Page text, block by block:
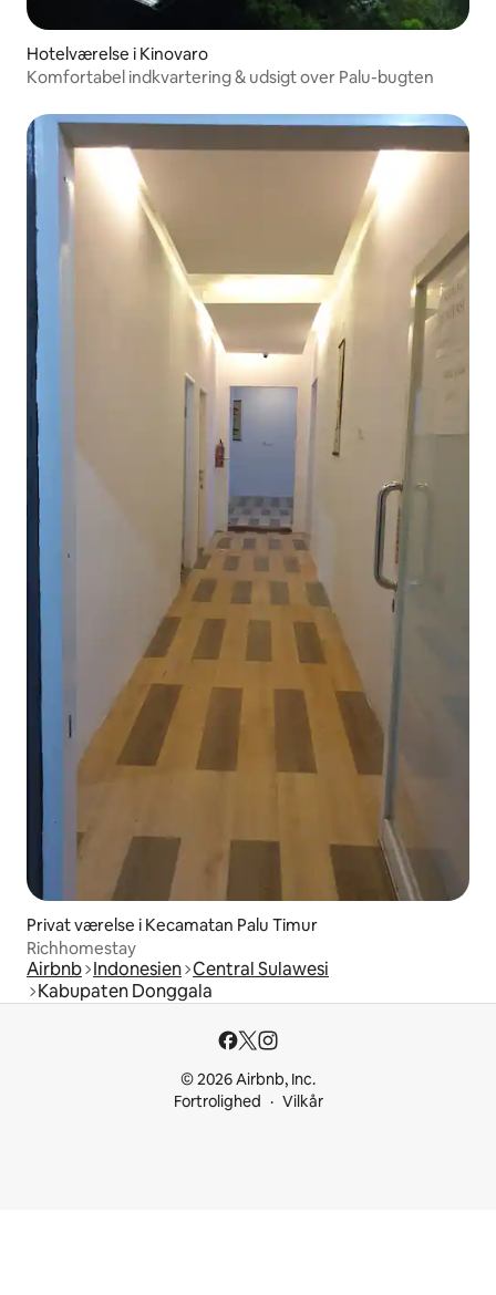
Hotelværelse i Kinovaro
Komfortabel indkvartering & udsigt over Palu-bugten
Privat værelse i Kecamatan Palu Timur
Richhomestay
Airbnb Indonesien Central Sulawesi
Kabupaten Donggala
© 2026 Airbnb, Inc.
Fortrolighed
Vilkår